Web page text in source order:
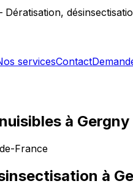
servicesContact
à Gergny
France
à